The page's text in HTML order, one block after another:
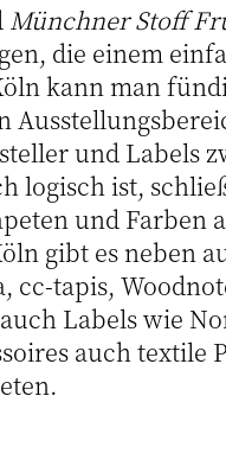
Münchner Stoff
die einem
kann man
und Labels
logisch ist,
und Farben
gibt es neben
cc-tapis,
Labels wie
auch textile